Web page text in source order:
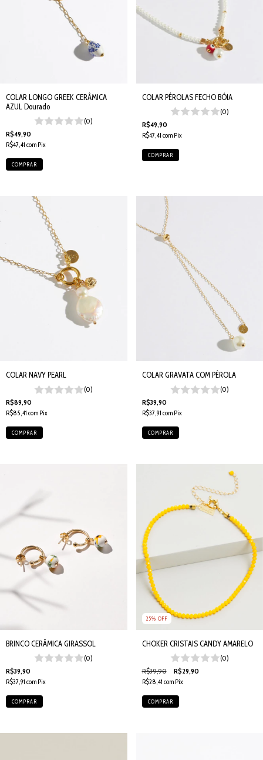
COLAR LONGO GREEK CERÂMICA
AZUL Dourado
(0)
R$49,90
R$47,41 com Pix
COLAR PÉROLAS FECHO BÓIA
(0)
R$49,90
R$47,41 com Pix
COLAR NAVY PEARL
(0)
R$89,90
R$85,41 com Pix
COLAR GRAVATA COM PÉROLA
(0)
R$39,90
R$37,91 com Pix
BRINCO CERÂMICA GIRASSOL
(0)
R$39,90
R$37,91 com Pix
25% OFF
CHOKER CRISTAIS CANDY AMARELO
(0)
R$39,90
R$29,90
R$28,41 com Pix